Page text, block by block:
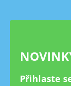
Přihlaste